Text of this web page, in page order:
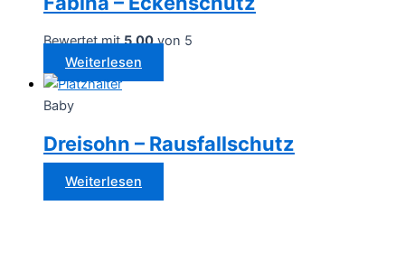
Bewertet mit5.00von 5
Weiterlesen
Baby
Dreisohn – Rausfallschutz
Weiterlesen